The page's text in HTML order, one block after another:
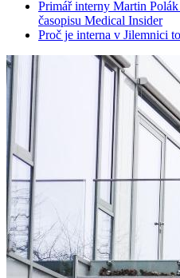
Primář interny Martin
časopisu Medical Insider
Proč je interna v Jilemnici